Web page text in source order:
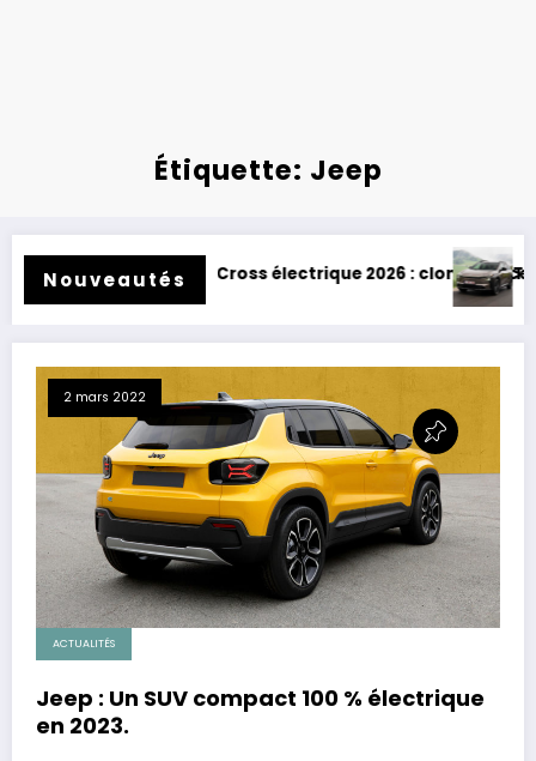
Étiquette: Jeep
Nouveautés
2026 : clone de Scenic !Toyota BZ4X Touring : électrique et
2 mars 2022
ACTUALITÉS
Jeep : Un SUV compact 100 % électrique
en 2023.